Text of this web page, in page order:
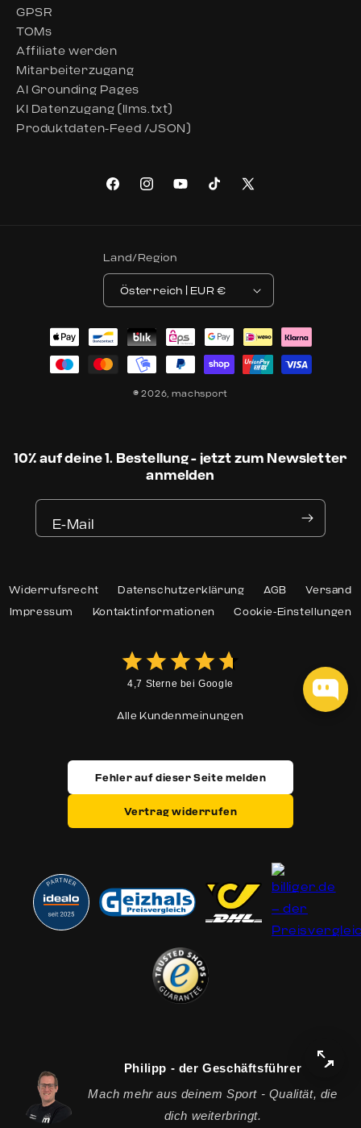
GPSR
TOMs
Affiliate werden
Mitarbeiterzugang
AI Grounding Pages
KI Datenzugang (llms.txt)
Produktdaten-Feed /JSON)
FacebookInstagramYouTubeTikTokX (Twitter)
Land/Region
Österreich | EUR €
Zahlungsmethoden
© 2026, machsport
10% auf deine 1. Bestellung - jetzt zum Newsletter
anmelden
E-Mail
Widerrufsrecht Datenschutzerklärung AGB
Versand
Impressum
Kontaktinformationen Cookie-Einstellungen
4,7 Sterne bei Google
Alle Kundenmeinungen
Fehler auf dieser Seite melden
Vertrag widerrufen
Philipp - der Geschäftsführer
Mach mehr aus deinem Sport - Qualität, die
dich weiterbringt.